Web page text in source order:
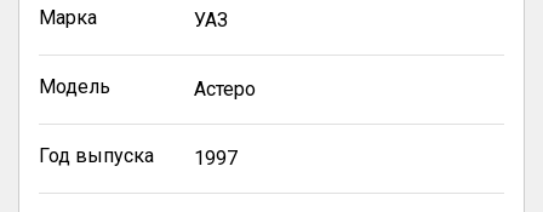
Марка УАЗ
Модель Астеро
Год выпуска 1997